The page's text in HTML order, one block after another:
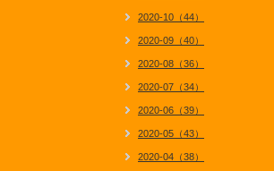
2020-10（44）
2020-09（40）
2020-08（36）
2020-07（34）
2020-06（39）
2020-05（43）
2020-04（38）